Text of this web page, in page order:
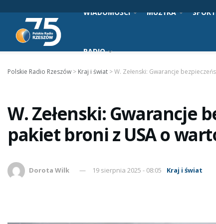
WIADOMOŚCI MUZYKA SPORT
RADIO
Polskie Radio Rzeszów > Kraj i świat >W. Zełenski: Gwarancje
W. Zełenski: Gwarancje
pakiet broni z USA o
Dorota Wilk 19 sierpnia 2025 - 08:05 Kraj i świat